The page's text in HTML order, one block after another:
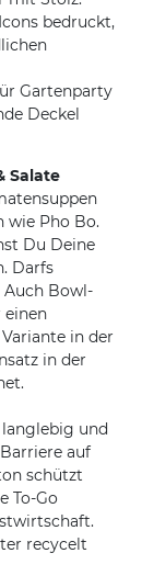
bedruckt,
Gartenparty
Deckel
Salate
wie Pho Bo.
Du Deine
Darfs
Auch Bowl-
einen
in der
in der
und
auf
schützt
To-Go
recycelt